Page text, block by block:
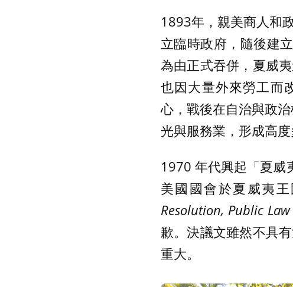
1893年，親美商人和
立臨時政府，隨後建
為由正式吞併，夏威
也因大量外來勞工而
心，戰後在自治與政
光與服務業，形成高度
1970 年代興起「夏威
美國國會於夏威夷
Resolution, Public
歉。決議文雖然不具
重大。